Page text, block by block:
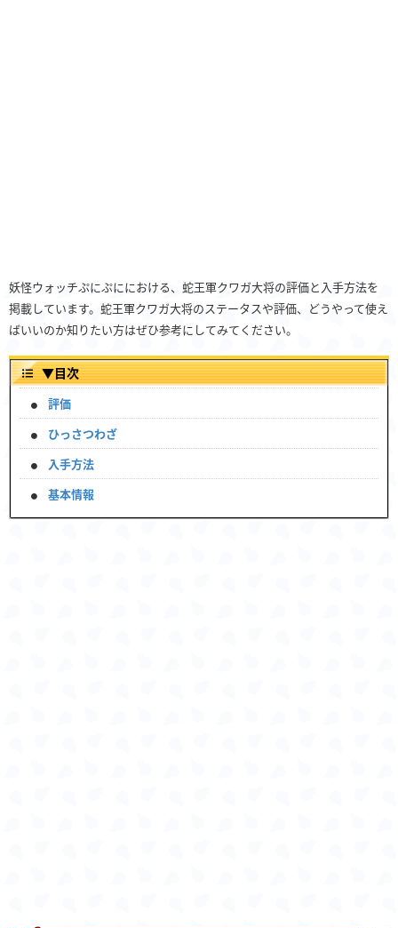
妖怪ウォッチぷにぷににおける、蛇王軍クワガ大将の評価と入手方法を
掲載しています。蛇王軍クワガ大将のステータスや評価、どうやって使え
ばいいのか知りたい方はぜひ参考にしてみてください。
▼目次
評価
ひっさつわざ
入手方法
基本情報